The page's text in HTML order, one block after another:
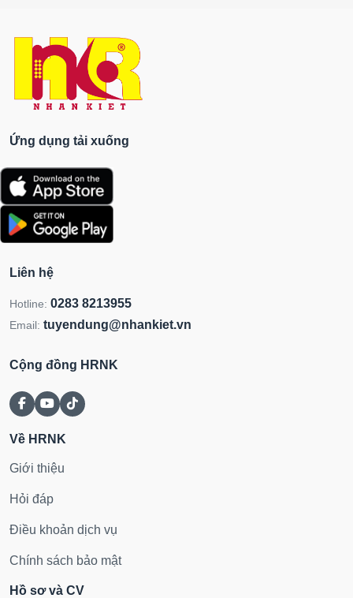
Ứng dụng tải xuống
Liên hệ
Hotline: 0283 8213955
Email: tuyendung@nhankiet.vn
Cộng đồng HRNK
Về HRNK
Giới thiệu
Hỏi đáp
Điều khoản dịch vụ
Chính sách bảo mật
Hồ sơ và CV